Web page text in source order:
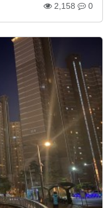
2,158 0